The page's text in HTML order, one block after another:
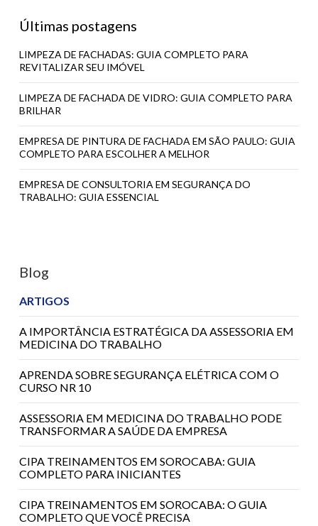
Últimas postagens
LIMPEZA DE FACHADAS: GUIA COMPLETO PARA
REVITALIZAR SEU IMÓVEL
LIMPEZA DE FACHADA DE VIDRO: GUIA COMPLETO PARA
BRILHAR
EMPRESA DE PINTURA DE FACHADA EM SÃO PAULO: GUIA
COMPLETO PARA ESCOLHER A MELHOR
EMPRESA DE CONSULTORIA EM SEGURANÇA DO
TRABALHO: GUIA ESSENCIAL
Blog
ARTIGOS
A IMPORTÂNCIA ESTRATÉGICA DA ASSESSORIA EM
MEDICINA DO TRABALHO
APRENDA SOBRE SEGURANÇA ELÉTRICA COM O
CURSO NR 10
ASSESSORIA EM MEDICINA DO TRABALHO PODE
TRANSFORMAR A SAÚDE DA EMPRESA
CIPA TREINAMENTOS EM SOROCABA: GUIA
COMPLETO PARA INICIANTES
CIPA TREINAMENTOS EM SOROCABA: O GUIA
COMPLETO QUE VOCÊ PRECISA